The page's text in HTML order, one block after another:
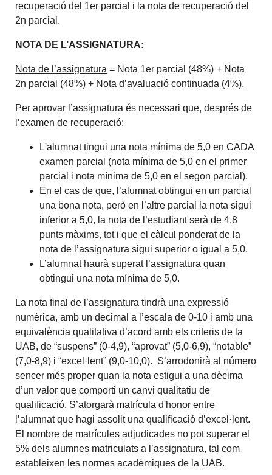
recuperació del 1er parcial i la nota de recuperació del
2n parcial.
NOTA DE L’ASSIGNATURA:
Nota de l’assignatura = Nota 1er parcial (48%) + Nota
2n parcial (48%) + Nota d’avaluació continuada (4%).
Per aprovar l’assignatura és necessari que, després de
l’examen de recuperació:
L'alumnat tingui una nota mínima de 5,0 en CADA
examen parcial (nota mínima de 5,0 en el primer
parcial i nota mínima de 5,0 en el segon parcial).
En el cas de que, l’alumnat obtingui en un parcial
una bona nota, però en l’altre parcial la nota sigui
inferior a 5,0, la nota de l’estudiant serà de 4,8
punts màxims, tot i que el càlcul ponderat de la
nota de l’assignatura sigui superior o igual a 5,0.
L’alumnat haurà superat l’assignatura quan
obtingui una nota mínima de 5,0.
La nota final de l’assignatura tindrà una expressió
numèrica, amb un decimal a l’escala de 0-10 i amb una
equivalència qualitativa d’acord amb els criteris de la
UAB, de “suspens” (0-4,9), “aprovat” (5,0-6,9), “notable”
(7,0-8,9) i “excel·lent” (9,0-10,0). S’arrodonirà al número
sencer més proper quan la nota estigui a una dècima
d’un valor que comporti un canvi qualitatiu de
qualificació. S’atorgarà matrícula d'honor entre
l’alumnat que hagi assolit una qualificació d’excel·lent.
El nombre de matrícules adjudicades no pot superar el
5% dels alumnes matriculats a l’assignatura, tal com
estableixen les normes acadèmiques de la UAB.